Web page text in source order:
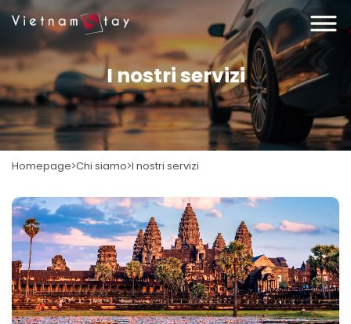
I nostri servizi
Homepage Chi siamo I nostri servizi